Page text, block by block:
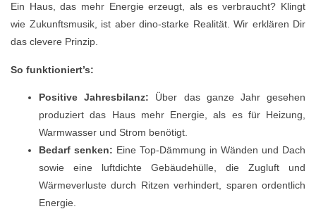
Ein Haus, das mehr Energie erzeugt, als es verbraucht? Klingt
wie Zukunftsmusik, ist aber dino-starke Realität. Wir erklären Dir
das clevere Prinzip.
So funktioniert’s:
Positive Jahresbilanz: Über das ganze Jahr gesehen
produziert das Haus mehr Energie, als es für Heizung,
Warmwasser und Strom benötigt.
Bedarf senken: Eine Top-Dämmung in Wänden und Dach
sowie eine luftdichte Gebäudehülle, die Zugluft und
Wärmeverluste durch Ritzen verhindert, sparen ordentlich
Energie.